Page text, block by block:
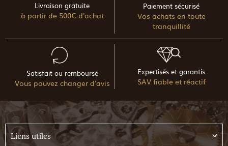
Livraison gratuite
à partir de 500€ d'achat
Paiement sécurisé
Vos achats en toute
tranquillité
Satisfait ou remboursé
Vous pouvez changer d'avis
Expertisés et garantis
SAV fiable et réactif
Liens utiles